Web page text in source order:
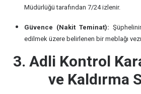
Müdürlüğü tarafından 7/24 izlenir.
Güvence (Nakit Teminat):
edilmek üzere belirlenen bir meblağı
3. Adli Kontrol
ve Kaldırma